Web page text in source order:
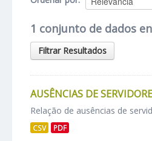
1 conjunto de dados
Filtrar Resultados
AUSÊNCIAS DE
Relação de ausências de
CSV PDF